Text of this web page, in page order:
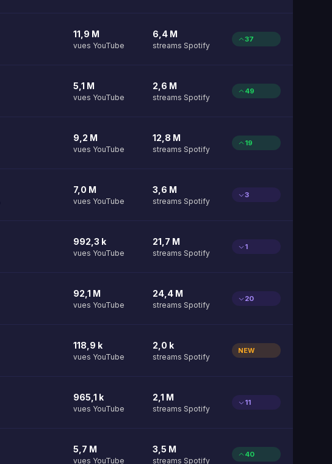
11,9 M
vues YouTube
6,4 M
streams Spotify
37
5,1 M
vues YouTube
2,6 M
streams Spotify
49
9,2 M
vues YouTube
12,8 M
streams Spotify
19
7,0 M
vues YouTube
3,6 M
streams Spotify
3
992,3 k
vues YouTube
21,7 M
streams Spotify
1
92,1 M
vues YouTube
24,4 M
streams Spotify
20
118,9 k
vues YouTube
2,0 k
streams Spotify
NEW
965,1 k
vues YouTube
2,1 M
streams Spotify
11
5,7 M
vues YouTube
3,5 M
streams Spotify
40